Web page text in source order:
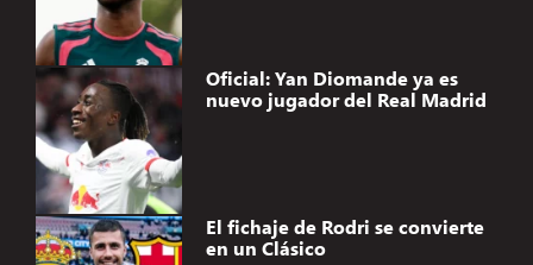
Oficial: Yan Diomande ya es
nuevo jugador del Real Madrid
El fichaje de Rodri se convierte
en un Clásico